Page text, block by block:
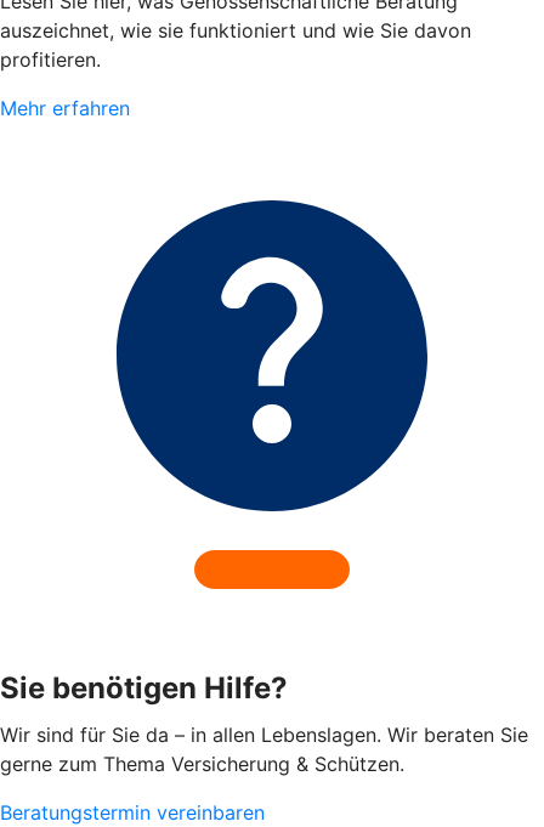
auszeichnet, wie sie funktioniert und wie Sie davon
profitieren.
Mehr erfahren
Sie benötigen Hilfe?
Wir sind für Sie da – in allen Lebenslagen. Wir beraten Sie
gerne zum Thema Versicherung & Schützen.
Beratungstermin vereinbaren